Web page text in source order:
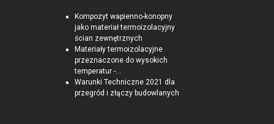
Kompozyt wapienno-konopny
jako materiał termoizolacyjny
ścian zewnętrznych
Materiały termoizolacyjne
przeznaczone do wysokich
temperatur -...
Warunki Techniczne 2021 dla
przegród i złączy budowlanych